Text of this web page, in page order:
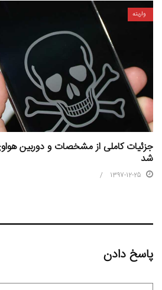
واریته
شد
1397-12-25
پاسخ دادن